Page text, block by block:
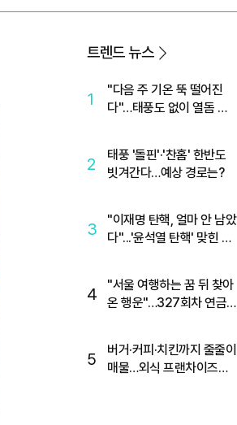
트렌드 뉴스
1
"다음 주 기온 뚝 떨어진
다"…태풍도 없이 열돔 박
2
태풍 '돌핀'·'찬홈' 한반도
빗겨간다…예상 경로는?
3
"이재명 탄핵, 얼마 안 남았
다"...'윤석열 탄핵' 맞힌 무
4
"서울 여행하는 꿈 뒤 찾아
온 행운"…327회차 연금
5
버거·커피·치킨까지 줄줄이
매물…외식 프랜차이즈